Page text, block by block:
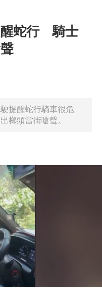
醒蛇行 騎士
提醒蛇行騎車很危
榔頭當街嗆聲。